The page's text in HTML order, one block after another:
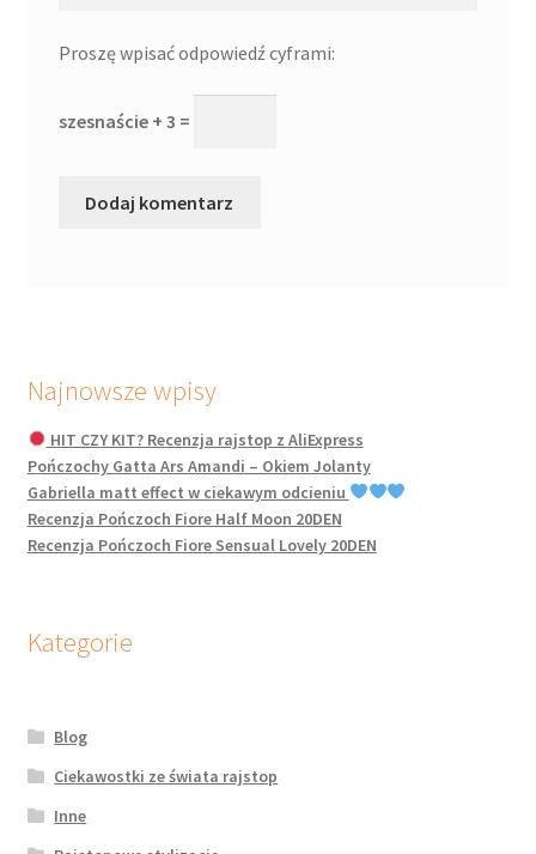
Proszę wpisać odpowiedź cyframi:
szesnaście + 3 =
Najnowsze wpisy
HIT CZY KIT? Recenzja rajstop z AliExpress
Pończochy Gatta Ars Amandi – Okiem Jolanty
Gabriella matt effect w ciekawym odcieniu
Recenzja Pończoch Fiore Half Moon 20DEN
Recenzja Pończoch Fiore Sensual Lovely 20DEN
Kategorie
Blog
Ciekawostki ze świata rajstop
Inne